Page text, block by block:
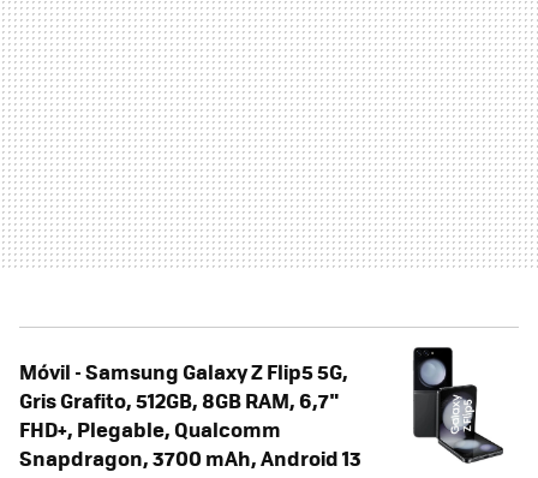
Móvil - Samsung Galaxy Z Flip5 5G,
Gris Grafito, 512GB, 8GB RAM, 6,7"
FHD+, Plegable, Qualcomm
Snapdragon, 3700 mAh, Android 13